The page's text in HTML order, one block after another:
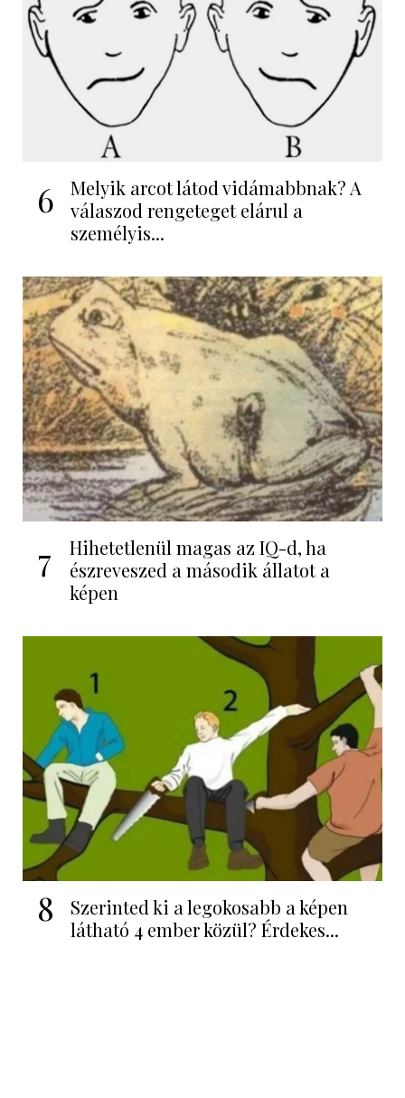
6
Melyik arcot látod vidámabbnak? A
válaszod rengeteget elárul a
személyis...
7
Hihetetlenül magas az IQ-d, ha
észreveszed a második állatot a
képen
8
Szerinted ki a legokosabb a képen
látható 4 ember közül? Érdekes...